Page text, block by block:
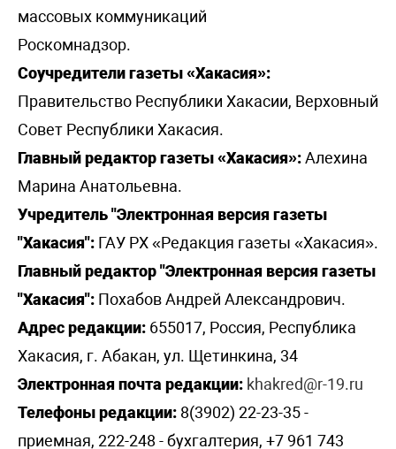
массовых коммуникаций
Роскомнадзор.
Соучредители газеты «Хакасия»:
Правительство Республики Хакасии, Верховный
Совет Республики Хакасия.
Главный редактор газеты «Хакасия»:Алехина
Марина Анатольевна.
Учредитель "Электронная версия газеты
"Хакасия": ГАУ РХ «Редакция газеты «Хакасия».
Главный редактор "Электронная версия газеты
"Хакасия": Похабов Андрей Александрович.
Адрес редакции: 655017, Россия, Республика
Хакасия, г. Абакан, ул. Щетинкина, 34
Электронная почта редакции: khakred@r-19.ru
Телефоны редакции: 8(3902) 22-23-35 -
приемная, 222-248 - бухгалтерия, +7 961 743